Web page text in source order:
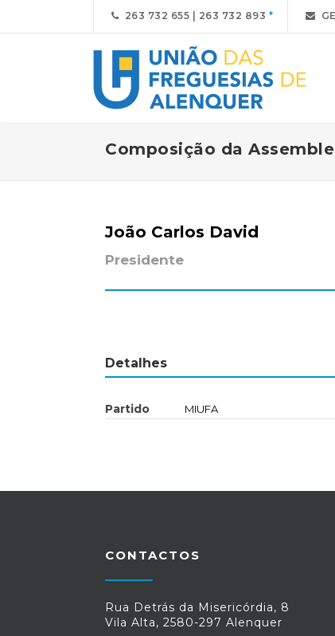
263 732 655 | 263 732 893
Composição da
João Carlos David
Presidente
Detalhes
Partido MIUFA
CONTACTOS
Rua Detrás da Misericórdia, 8
Vila Alta, 2580-297 Alenquer